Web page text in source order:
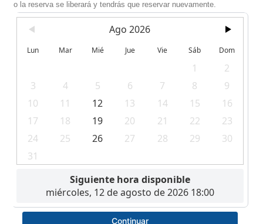
o la reserva se liberará y tendrás que reservar nuevamente.